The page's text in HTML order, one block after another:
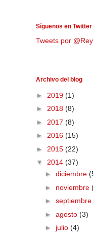
Síguenos en Twitter
Tweets por
Archivo del blog
► 2019 (1)
► 2018 (8)
► 2017 (8)
► 2016 (15)
► 2015 (22)
▼ 2014 (37)
► diciembre
► noviembre
► septiembre
► agosto (3)
► julio (4)